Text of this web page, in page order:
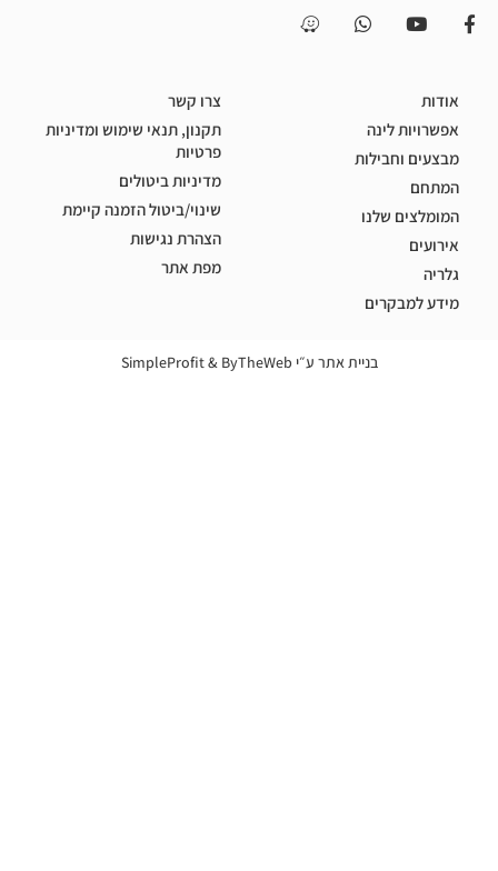
שלנו
תקנון, תנאי שימוש ומדיניות
מדיניות ביטולים
שינוי/ביטול הזמנה קיימת
SimpleProfit &ByTheWeb